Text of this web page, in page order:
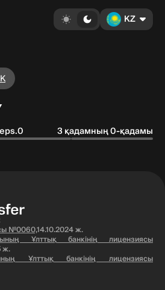
KZ
3 қадамның 0-қадамы
№0060,14.10.2024 ж.
Ұлттық банкінің лицензиясы
ж.
Ұлттық банкінің лицензиясы